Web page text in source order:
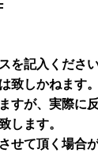
を記入ください
致しかねます
すが、実際に
します。
せて頂く場合が